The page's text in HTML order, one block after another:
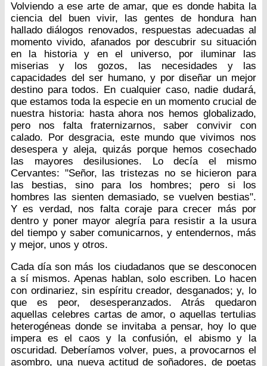
Volviendo a ese arte de amar, que es donde habita la
ciencia del buen vivir, las gentes de hondura han
hallado diálogos renovados, respuestas adecuadas al
momento vivido, afanados por descubrir su situación
en la historia y en el universo, por iluminar las
miserias y los gozos, las necesidades y las
capacidades del ser humano, y por diseñar un mejor
destino para todos. En cualquier caso, nadie dudará,
que estamos toda la especie en un momento crucial de
nuestra historia: hasta ahora nos hemos globalizado,
pero nos falta fraternizarnos, saber convivir con
calado. Por desgracia, este mundo que vivimos nos
desespera y aleja, quizás porque hemos cosechado
las mayores desilusiones. Lo decía el mismo
Cervantes: "Señor, las tristezas no se hicieron para
las bestias, sino para los hombres; pero si los
hombres las sienten demasiado, se vuelven bestias".
Y es verdad, nos falta coraje para crecer más por
dentro y poner mayor alegría para resistir a la usura
del tiempo y saber comunicarnos, y entendernos, más
y mejor, unos y otros.
Cada día son más los ciudadanos que se desconocen
a sí mismos. Apenas hablan, solo escriben. Lo hacen
con ordinariez, sin espíritu creador, desganados; y, lo
que es peor, desesperanzados. Atrás quedaron
aquellas celebres cartas de amor, o aquellas tertulias
heterogéneas donde se invitaba a pensar, hoy lo que
impera es el caos y la confusión, el abismo y la
oscuridad. Deberíamos volver, pues, a provocarnos el
asombro, una nueva actitud de soñadores, de poetas